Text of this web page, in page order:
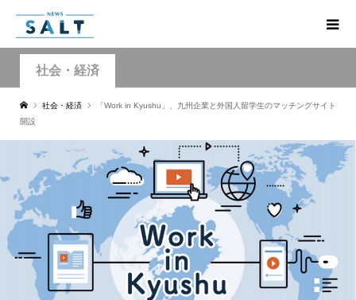
社会・経済
社会・経済
「Work in Kyushu」、九州企業と外国人留学生のマッチングサイト
開設